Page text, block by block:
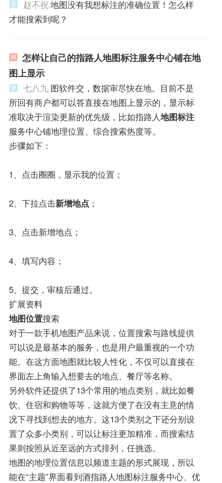
赵不祝地图没有我想标注的准确位置！怎么样
才能搜索到呢？
怎样让自己的指路人地图标注服务中心铺在地
图上显示
七八九 图软件交，数据审尽快在地。目前不是
所回有商户都可以答直接在地图上显示的，显示标
准取决于渲染更新的优先级，比如指路人地图标注
服务中心铺地理位置、综合搜索热度等。
步骤如下：
1、点击圈圈，显示我的位置；
2、下拉点击新增地点 ；
3、点击新增地点；
4、填写内容；
5、提交，审核后通过。
扩展资料
地图位置搜索
对于一款手机地图产品来说，位置搜索与路线提供
可以说是最基本的服务，也是用户最重视的一个功
能。在这方面地图就比较人性化，不仅可以直接在
界面左上角输入想要去的地点、餐厅等名称。
另外软件还提供了13个常用的地点类别，就比如餐
饮、住宿和购物等等，这就方便了在没有主意的情
况下寻找到想去的地方。这13个类别之下还分别设
置了众多小类别，可以让标注更加精准，而搜索结
果则按照从近至远的方式排列，任挑选。
地图的地理位置信息以频道主题的形式展现，所以
能在“主题”界面看到酒指路人地图标注服务中心、优